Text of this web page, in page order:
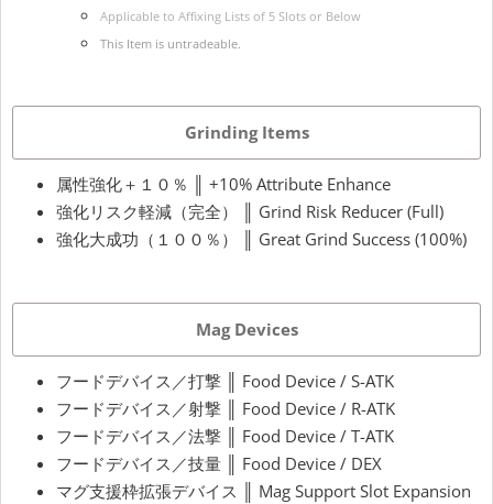
Applicable to Affixing Lists of 5 Slots or Below
This Item is untradeable.
Grinding Items
属性強化＋１０％ ║ +10% Attribute Enhance
強化リスク軽減（完全） ║ Grind Risk Reducer (Full)
強化大成功（１００％） ║ Great Grind Success (100%)
Mag Devices
フードデバイス／打撃 ║ Food Device / S-ATK
フードデバイス／射撃 ║ Food Device / R-ATK
フードデバイス／法撃 ║ Food Device / T-ATK
フードデバイス／技量 ║ Food Device / DEX
マグ支援枠拡張デバイス ║ Mag Support Slot Expansion